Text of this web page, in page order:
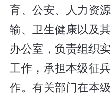
育、公安、人力资
输、卫生健康以及
办公室，负责组织
工作，承担本级征
作。有关部门在本